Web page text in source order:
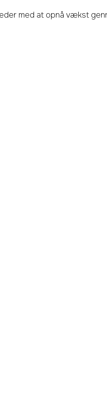
med at opnå vækst